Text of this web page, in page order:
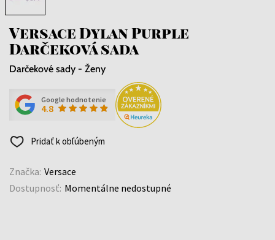
Versace Dylan Purple
Darčeková sada
Darčekové sady - Ženy
Google hodnotenie
4.8
Pridať k obľúbeným
Značka: Versace
Dostupnosť: Momentálne nedostupné